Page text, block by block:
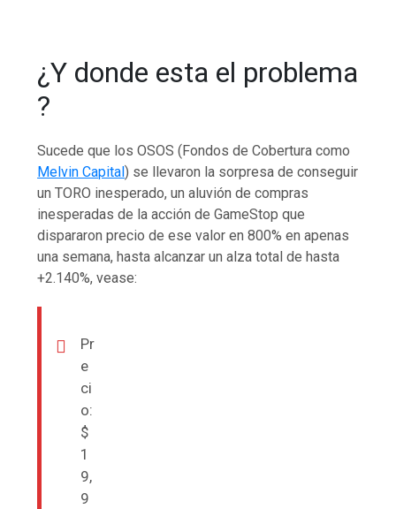
¿Y donde esta el problema
?
Sucede que los OSOS (Fondos de Cobertura como
Melvin Capital) se llevaron la sorpresa de conseguir
un TORO inesperado, un aluvión de compras
inesperadas de la acción de GameStop que
dispararon precio de ese valor en 800% en apenas
una semana, hasta alcanzar un alza total de hasta
+2.140%, vease:
Pr
e
ci
o:
$
1
9,
9